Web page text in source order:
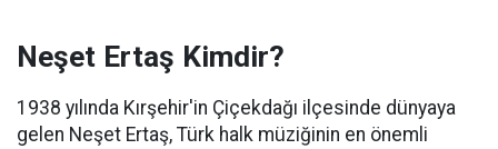
Neşet Ertaş Kimdir?
1938 yılında Kırşehir'in Çiçekdağı ilçesinde dünyaya
gelen Neşet Ertaş, Türk halk müziğinin en önemli